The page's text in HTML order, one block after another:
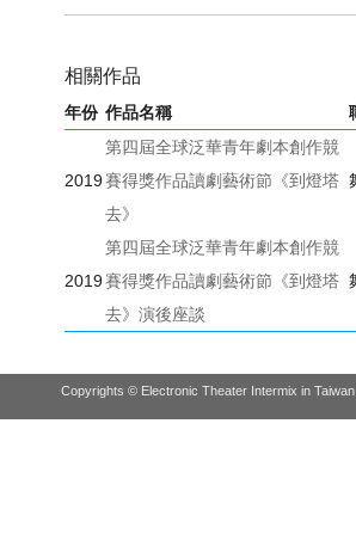
相關作品
年份 作品名稱
2019
第四屆全球泛華青年劇本創作競
賽得獎作品讀劇藝術節《到燈塔
去》
2019
第四屆全球泛華青年劇本創作競
賽得獎作品讀劇藝術節《到燈塔
去》演後座談
Copyrights © Electronic Theater Intermix in Taiwan